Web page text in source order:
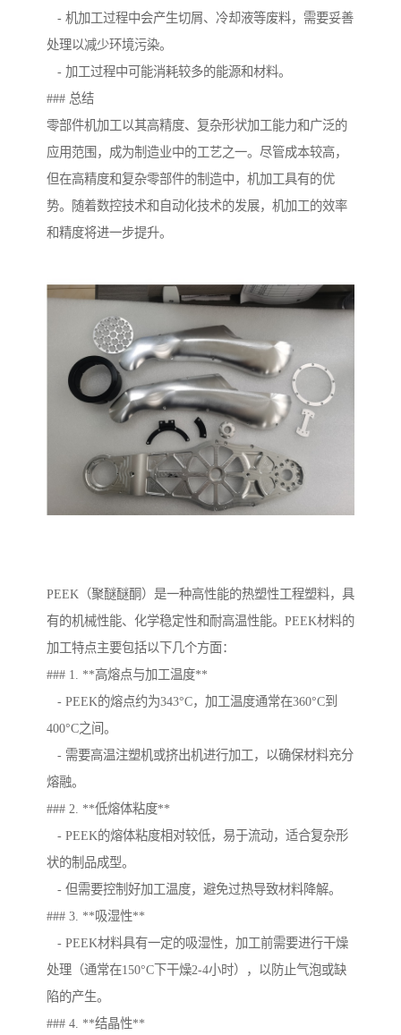
- 机加工过程中会产生切屑、冷却液等废料，需要妥善
处理以减少环境污染。
- 加工过程中可能消耗较多的能源和材料。
### 总结
零部件机加工以其高精度、复杂形状加工能力和广泛的
应用范围，成为制造业中的工艺之一。尽管成本较高，
但在高精度和复杂零部件的制造中，机加工具有的优
势。随着数控技术和自动化技术的发展，机加工的效率
和精度将进一步提升。
PEEK（聚醚醚酮）是一种高性能的热塑性工程塑料，具
有的机械性能、化学稳定性和耐高温性能。PEEK材料的
加工特点主要包括以下几个方面：
### 1. **高熔点与加工温度**
- PEEK的熔点约为343°C，加工温度通常在360°C到
400°C之间。
- 需要高温注塑机或挤出机进行加工，以确保材料充分
熔融。
### 2. **低熔体粘度**
- PEEK的熔体粘度相对较低，易于流动，适合复杂形
状的制品成型。
- 但需要控制好加工温度，避免过热导致材料降解。
### 3. **吸湿性**
- PEEK材料具有一定的吸湿性，加工前需要进行干燥
处理（通常在150°C下干燥2-4小时），以防止气泡或缺
陷的产生。
### 4. **结晶性**